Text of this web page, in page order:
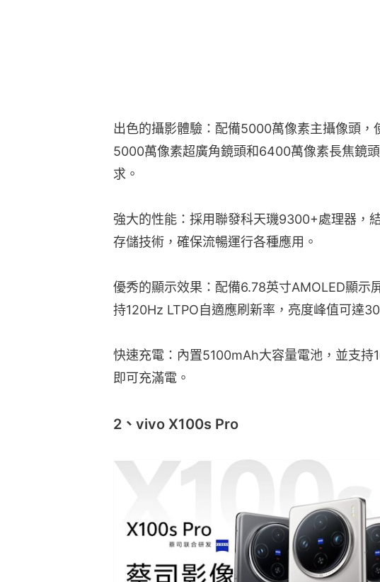
出色的攝影體驗：配備5000萬像素主攝像頭
5000萬像素超廣角鏡頭和6400萬像素長焦鏡
求。
強大的性能：採用聯發科天璣9300+處理器，
存儲技術，確保流暢運行各種應用。
優秀的顯示效果：配備6.78英寸AMOLED顯示
持120Hz LTPO自適應刷新率，亮度峰值可達
快速充電：內置5100mAh大容量電池，並支
即可充滿電。
2、vivo X100s Pro